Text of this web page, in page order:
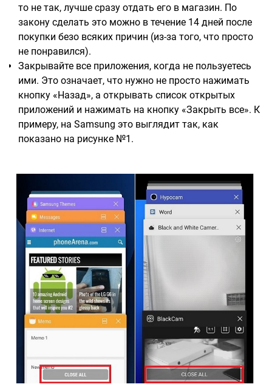
то не так, лучше сразу отдать его в магазин. По
закону сделать это можно в течение 14 дней после
покупки безо всяких причин (из-за того, что просто
не понравился).
Закрывайте все приложения, когда не пользуетесь
ими. Это означает, что нужно не просто нажимать
кнопку «Назад», а открывать список открытых
приложений и нажимать на кнопку «Закрыть все». К
примеру, на Samsung это выглядит так, как
показано на рисунке №1.